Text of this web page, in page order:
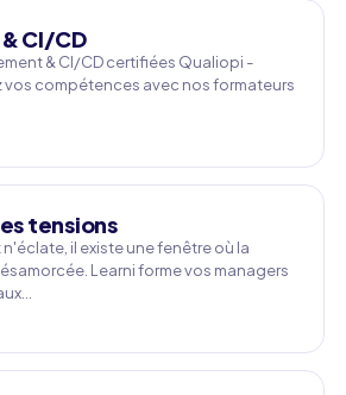
CI/CD
& CI/CD certifiées Qualiopi -
vos compétences avec nos formateurs
tensions
il existe une fenêtre où la
Learni forme vos managers